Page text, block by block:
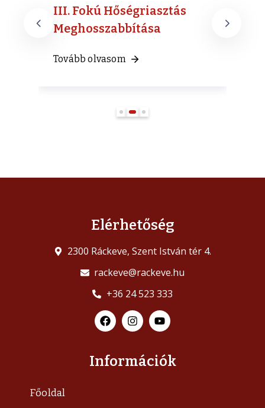
III. Fokú Hőségriasztás
Meghosszabbítása
Tovább olvasom
Információk
Főoldal
Elérhetőség
2300 Ráckeve, Szent István tér 4.
rackeve@rackeve.hu
+36 24 523 333